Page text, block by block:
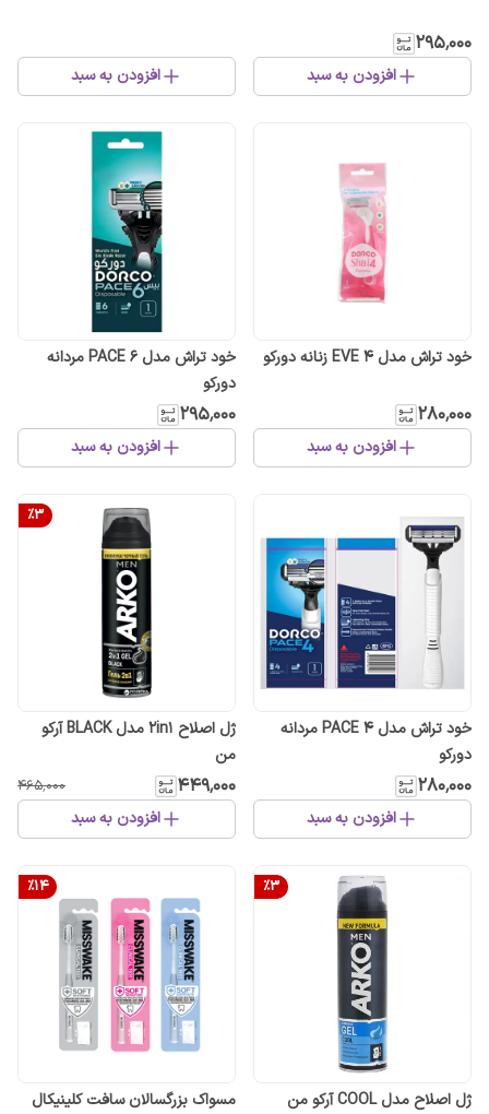
۲۹۵٬۰۰۰
افزودن به سبد افزودن به سبد
خود تراش مدل EVE 4 زنانه دورکو
۲۸۰٬۰۰۰
افزودن به سبد
خود تراش مدل PACE 6 مردانه
دورکو
۲۹۵٬۰۰۰
افزودن به سبد
خود تراش مدل PACE 4 مردانه
دورکو
۲۸۰٬۰۰۰
افزودن به سبد
%3
ژل اصلاح 2in1 مدل BLACK آرکو
من
۴۴۹٬۰۰۰ ۴۶۵٬۰۰۰
افزودن به سبد
%3
ژل اصلاح مدل COOL آرکو من
%14
مسواک بزرگسالان سافت کلینیکال